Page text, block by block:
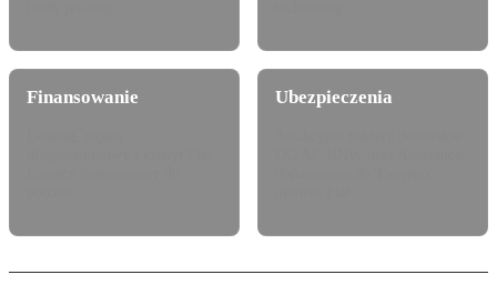
Finansowanie Ubezpieczenia